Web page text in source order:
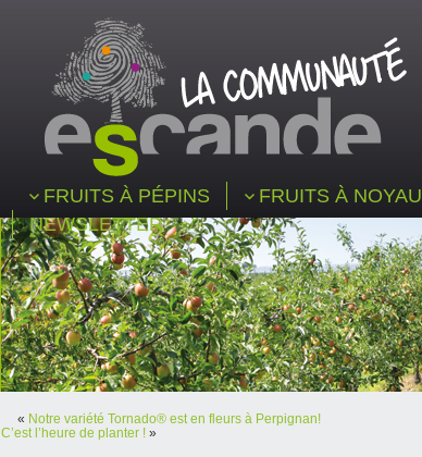
FRUITS À PÉPINS FRUITS À NOYAU
NEWSLETTER
« Notre variété Tornado® est en fleurs à Perpignan!
C’est l’heure de planter ! »